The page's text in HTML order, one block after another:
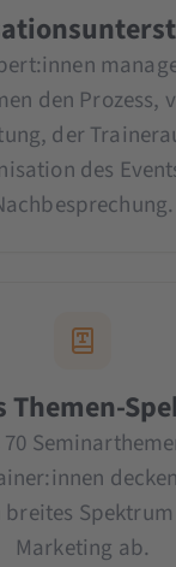
den Prozess,
der
des
Themen-
Marketing ab.